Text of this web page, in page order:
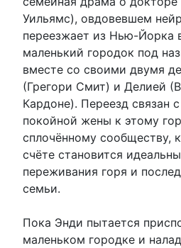
Уильямс), овдовевшем
переезжает из Нью-Йорка
маленький городок под
вместе со своими двумя
(Грегори Смит) и Делией
Кардоне). Переезд связан
покойной жены к этому
сплочённому сообществу,
счёте становится
переживания горя и
семьи.
Пока Энди пытается
маленьком городке и